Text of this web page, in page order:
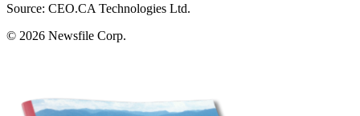
Source: CEO.CA Technologies Ltd.
© 2026 Newsfile Corp.